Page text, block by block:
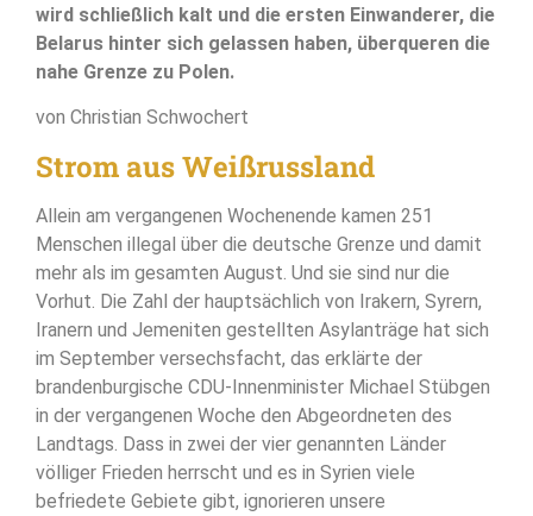
wird schließlich kalt und die ersten Einwanderer, die
Belarus hinter sich gelassen haben, überqueren die
nahe Grenze zu Polen.
von Christian Schwochert
Strom aus Weißrussland
Allein am vergangenen Wochenende kamen 251
Menschen illegal über die deutsche Grenze und damit
mehr als im gesamten August. Und sie sind nur die
Vorhut. Die Zahl der hauptsächlich von Irakern, Syrern,
Iranern und Jemeniten gestellten Asylanträge hat sich
im September versechsfacht, das erklärte der
brandenburgische CDU-Innenminister Michael Stübgen
in der vergangenen Woche den Abgeordneten des
Landtags. Dass in zwei der vier genannten Länder
völliger Frieden herrscht und es in Syrien viele
befriedete Gebiete gibt, ignorieren unsere